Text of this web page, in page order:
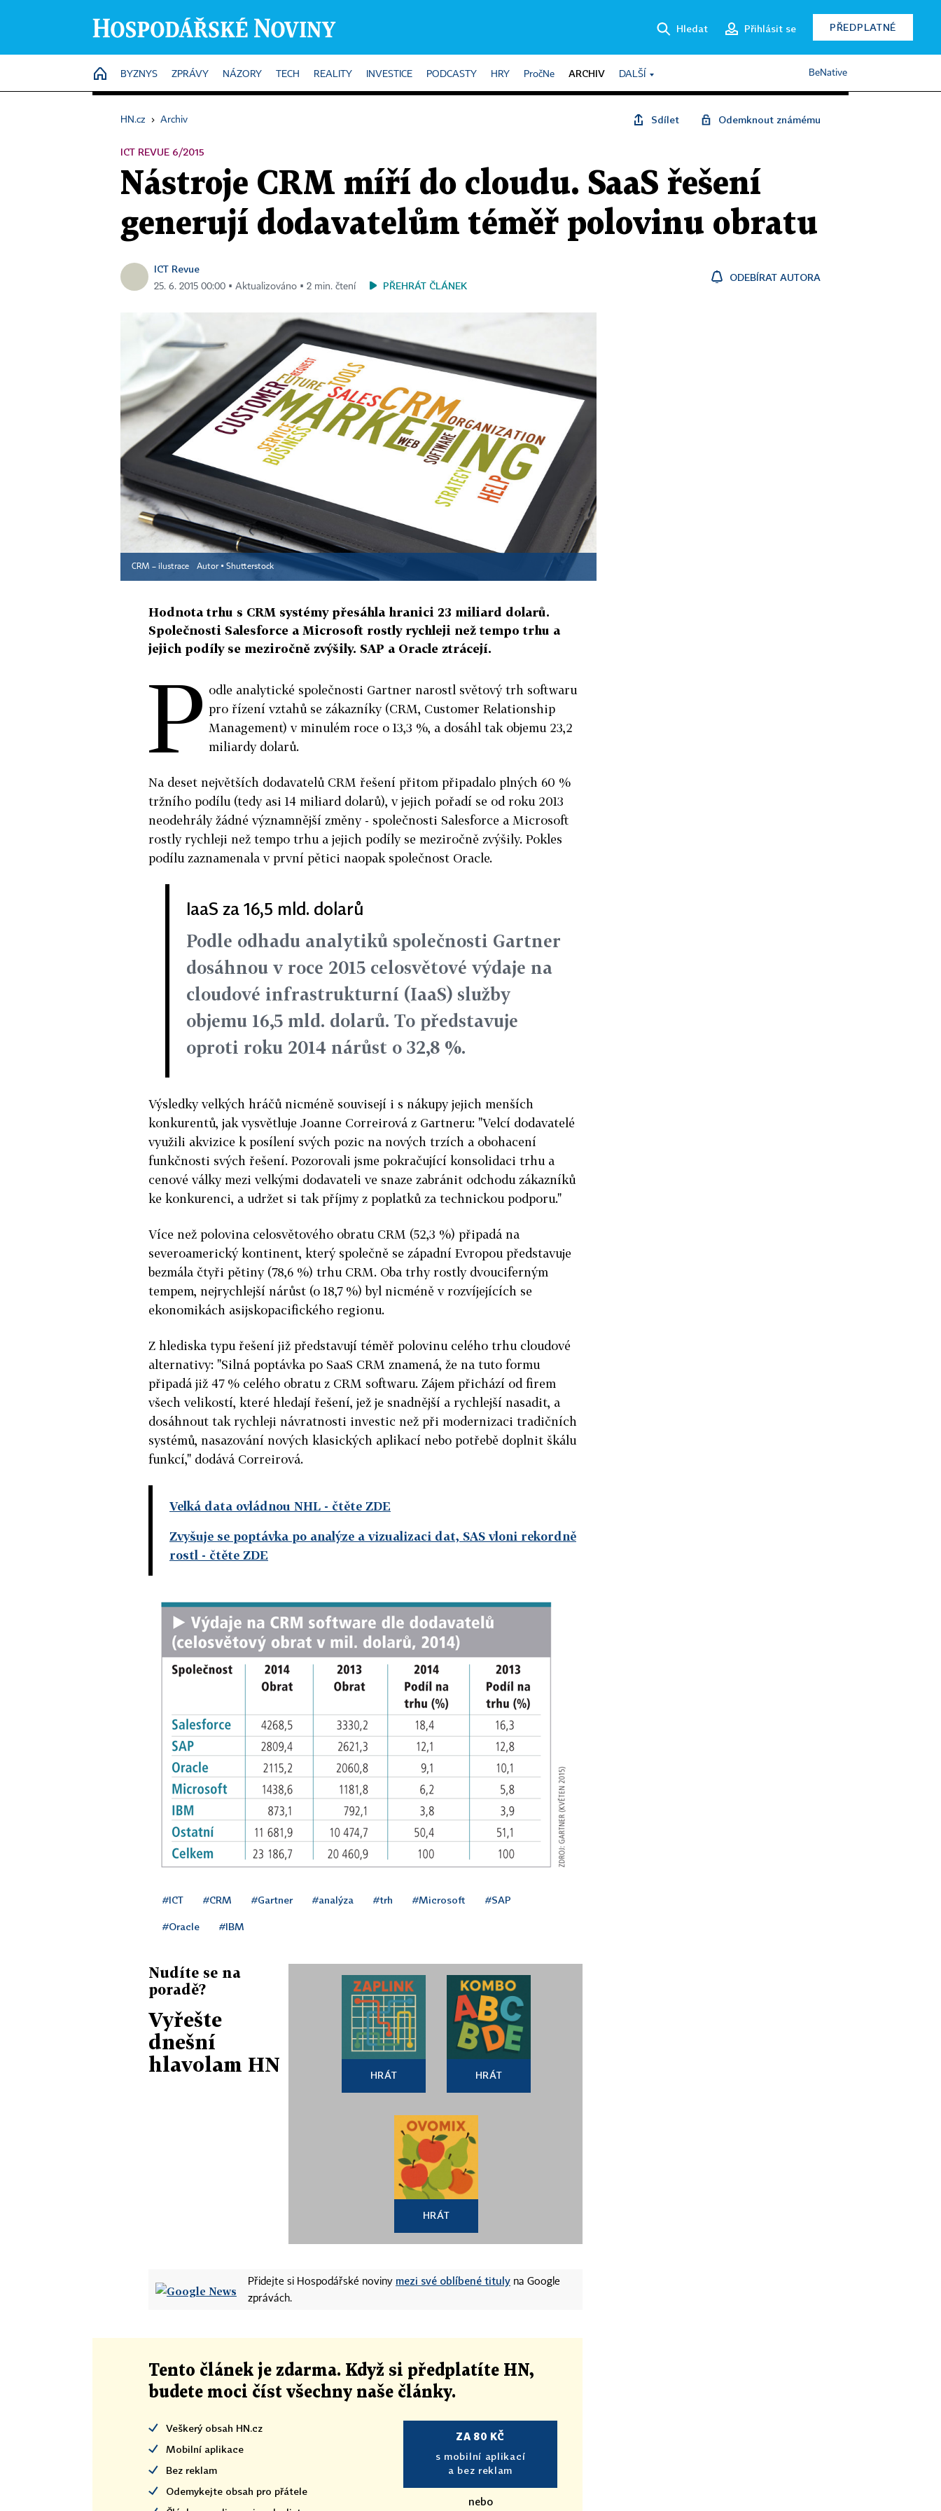
Hledat Přihlásit se PŘEDPLATNÉ
HOME
BYZNYS ZPRÁVY NÁZORY TECH REALITY INVESTICE PODCASTY HRY PročNe ARCHIV DALŠÍ BeNative
HN.cz › Archiv Sdílet Odemknout známému
ICT REVUE 6/2015
Nástroje CRM míří do cloudu. SaaS řešení
generují dodavatelům téměř polovinu obratu
ICT Revue
25. 6. 2015 00:00 ▪ Aktualizováno ▪ 2 min. čtení PŘEHRÁT ČLÁNEK
ODEBÍRAT AUTORA
CRM – ilustrace Autor ▪ Shutterstock
Hodnota trhu s CRM systémy přesáhla hranici 23 miliard dolarů.
Společnosti Salesforce a Microsoft rostly rychleji než tempo trhu a
jejich podíly se meziročně zvýšily. SAP a Oracle ztrácejí.
P odle analytické společnosti Gartner narostl světový trh softwaru
pro řízení vztahů se zákazníky (CRM, Customer Relationship
Management) v minulém roce o 13,3 %, a dosáhl tak objemu 23,2
miliardy dolarů.
Na deset největších dodavatelů CRM řešení přitom připadalo plných 60 %
tržního podílu (tedy asi 14 miliard dolarů), v jejich pořadí se od roku 2013
neodehrály žádné významnější změny - společnosti Salesforce a Microsoft
rostly rychleji než tempo trhu a jejich podíly se meziročně zvýšily. Pokles
podílu zaznamenala v první pětici naopak společnost Oracle.
IaaS za 16,5 mld. dolarů
Podle odhadu analytiků společnosti Gartner
dosáhnou v roce 2015 celosvětové výdaje na
cloudové infrastrukturní (IaaS) služby
objemu 16,5 mld. dolarů. To představuje
oproti roku 2014 nárůst o 32,8 %.
Výsledky velkých hráčů nicméně souvisejí i s nákupy jejich menších
konkurentů, jak vysvětluje Joanne Correirová z Gartneru: "Velcí dodavatelé
využili akvizice k posílení svých pozic na nových trzích a obohacení
funkčnosti svých řešení. Pozorovali jsme pokračující konsolidaci trhu a
cenové války mezi velkými dodavateli ve snaze zabránit odchodu zákazníků
ke konkurenci, a udržet si tak příjmy z poplatků za technickou podporu."
Více než polovina celosvětového obratu CRM (52,3 %) připadá na
severoamerický kontinent, který společně se západní Evropou představuje
bezmála čtyři pětiny (78,6 %) trhu CRM. Oba trhy rostly dvouciferným
tempem, nejrychlejší nárůst (o 18,7 %) byl nicméně v rozvíjejících se
ekonomikách asijskopacifického regionu.
Z hlediska typu řešení již představují téměř polovinu celého trhu cloudové
alternativy: "Silná poptávka po SaaS CRM znamená, že na tuto formu
připadá již 47 % celého obratu z CRM softwaru. Zájem přichází od firem
všech velikostí, které hledají řešení, jež je snadnější a rychlejší nasadit, a
dosáhnout tak rychleji návratnosti investic než při modernizaci tradičních
systémů, nasazování nových klasických aplikací nebo potřebě doplnit škálu
funkcí," dodává Correirová.
Velká data ovládnou NHL - čtěte ZDE
Zvyšuje se poptávka po analýze a vizualizaci dat, SAS vloni rekordně
rostl - čtěte ZDE
#ICT #CRM #Gartner #analýza #trh #Microsoft #SAP
#Oracle #IBM
Nudíte se na
poradě?
Vyřešte
dnešní
hlavolam HN
HRÁT HRÁT
HRÁT
Přidejte si Hospodářské noviny mezi své oblíbené tituly na Google
zprávách.
Tento článek je zdarma. Když si předplatíte HN,
budete moci číst všechny naše články.
Veškerý obsah HN.cz
Mobilní aplikace
Bez reklam
Odemykejte obsah pro přátele
ZA 80 KČ
s mobilní aplikací
a bez reklam
nebo